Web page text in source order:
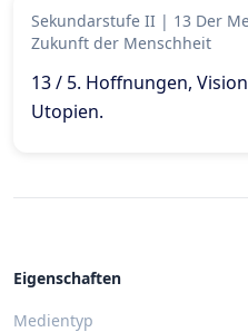
Sekundarstufe II | 13 Der
Zukunft der Menschheit
13 / 5. Hoffnungen,
Utopien.
Eigenschaften
Medientyp